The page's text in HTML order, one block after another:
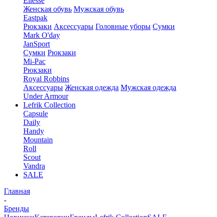
Женская обувь Мужская обувь
Eastpak
Рюкзаки Аксессуары Головные уборы Сумки
Mark O'day
JanSport
Сумки Рюкзаки
Mi-Pac
Рюкзаки
Royal Robbins
Аксессуары Женская одежда Мужская одежда
Under Armour
Lefrik Collection
Capsule
Daily
Handy
Mountain
Roll
Scout
Vandra
SALE
Главная
-
Бренды